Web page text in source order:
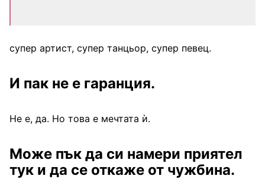
супер артист, супер танцьор, супер певец.
И пак не е гаранция.
Не е, да. Но това е мечтата ѝ.
Може пък да си намери приятел
тук и да се откаже от чужбина.